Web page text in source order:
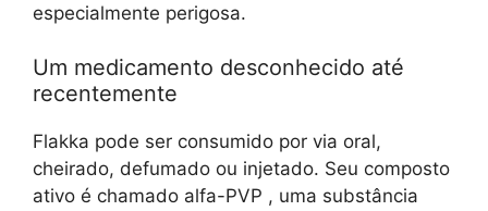
especialmente perigosa.
Um medicamento desconhecido até
recentemente
Flakka pode ser consumido por via oral,
cheirado, defumado ou injetado. Seu composto
ativo é chamado alfa-PVP , uma substância